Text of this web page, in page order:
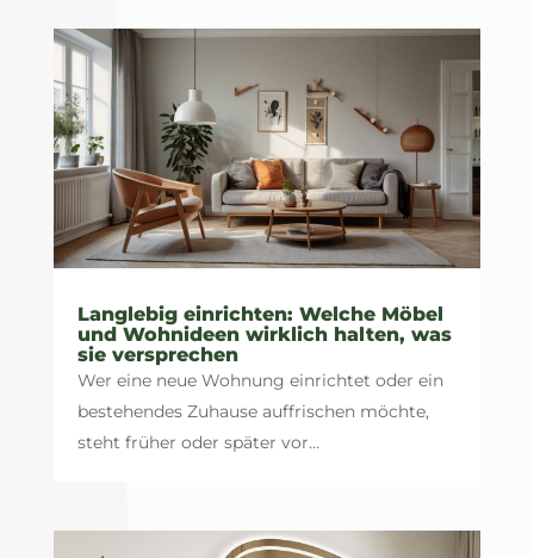
Langlebig einrichten: Welche Möbel
und Wohnideen wirklich halten, was
sie versprechen
Wer eine neue Wohnung einrichtet oder ein
bestehendes Zuhause auffrischen möchte,
steht früher oder später vor...